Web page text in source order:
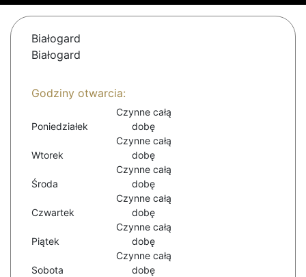
Białogard
Białogard
Godziny otwarcia:
Poniedziałek
Czynne całą
dobę
Wtorek
Czynne całą
dobę
Środa
Czynne całą
dobę
Czwartek
Czynne całą
dobę
Piątek
Czynne całą
dobę
Sobota
Czynne całą
dobę